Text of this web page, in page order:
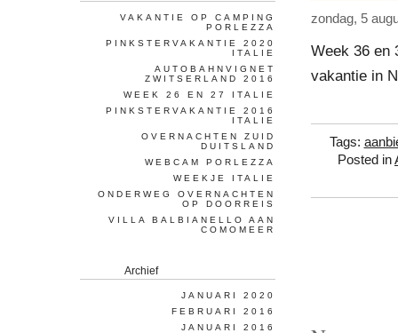
zondag, 5
Week 36 en
vakantie in
Tags:
Posted in
VAKANTIE OP CAMPING
PORLEZZA
PINKSTERVAKANTIE 2020
ITALIE
AUTOBAHNVIGNET
ZWITSERLAND 2016
WEEK 26 EN 27 ITALIE
PINKSTERVAKANTIE 2016
ITALIE
OVERNACHTEN ZUID
DUITSLAND
WEBCAM PORLEZZA
WEEKJE ITALIE
ONDERWEG OVERNACHTEN
OP DOORREIS
VILLA BALBIANELLO AAN
COMOMEER
Archief
JANUARI 2020
FEBRUARI 2016
JANUARI 2016